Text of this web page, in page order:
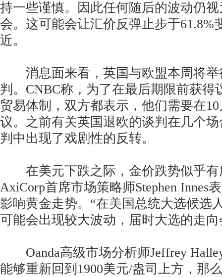
持一些谨慎。因此任何随后的波动仍
会。这可能会让汇价反弹止步于61.8%
近。
消息面来看，英国与欧盟本周将举
判。CNBC称，为了在最后期限前获得
贸易体制，双方都表示，他们需要在
议。之前有关英国退欧的谈判在几个
判中出现了戏剧性的反转。
在美元下跌之际，金价跌势似乎有
AxiCorp首席市场策略师Stephen Innes
影响黄金走势。“在美国总统大选候选
可能会出现较大波动，届时大选的走
Oanda高级市场分析师Jeffrey
能够重新回到1900美元/盎司上方，那